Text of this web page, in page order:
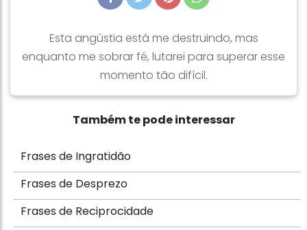
Esta angústia está me destruindo, mas
enquanto me sobrar fé, lutarei para superar esse
momento tão difícil.
Também te pode interessar
Frases de Ingratidão
Frases de Desprezo
Frases de Reciprocidade